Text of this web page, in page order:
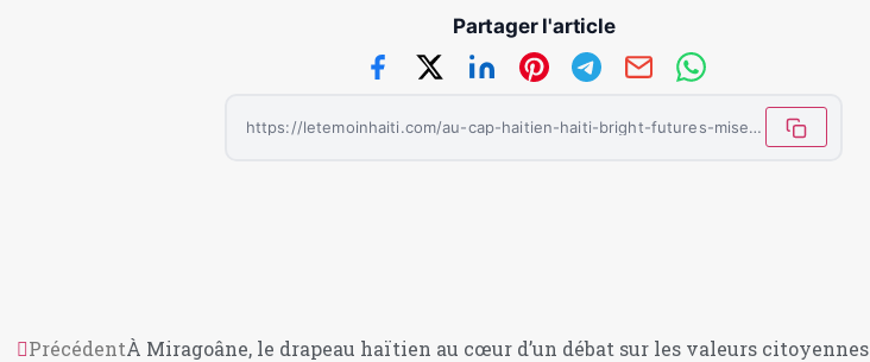
Partager l'article
https://letemoinhaiti.com/au-cap-haitien-haiti-bright-futures-mise-sur-lexcellence-des-jeunes/
PrécédentÀ Miragoâne, le drapeau haïtien au cœur d’un débat sur les valeurs citoyennes